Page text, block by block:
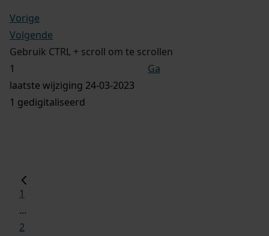
Vorige
Volgende
Gebruik CTRL + scroll om te scrollen
Ga
laatste wijziging 24-03-2023
1 gedigitaliseerd
1
...
2